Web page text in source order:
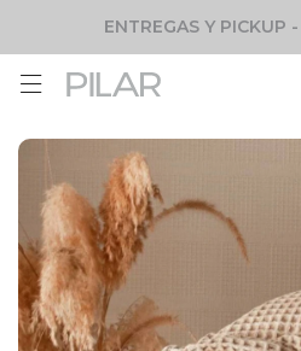
ENTREGAS Y PICKUP
